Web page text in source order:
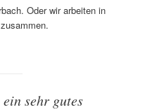
Oder wir arbeiten in
sehr gutes